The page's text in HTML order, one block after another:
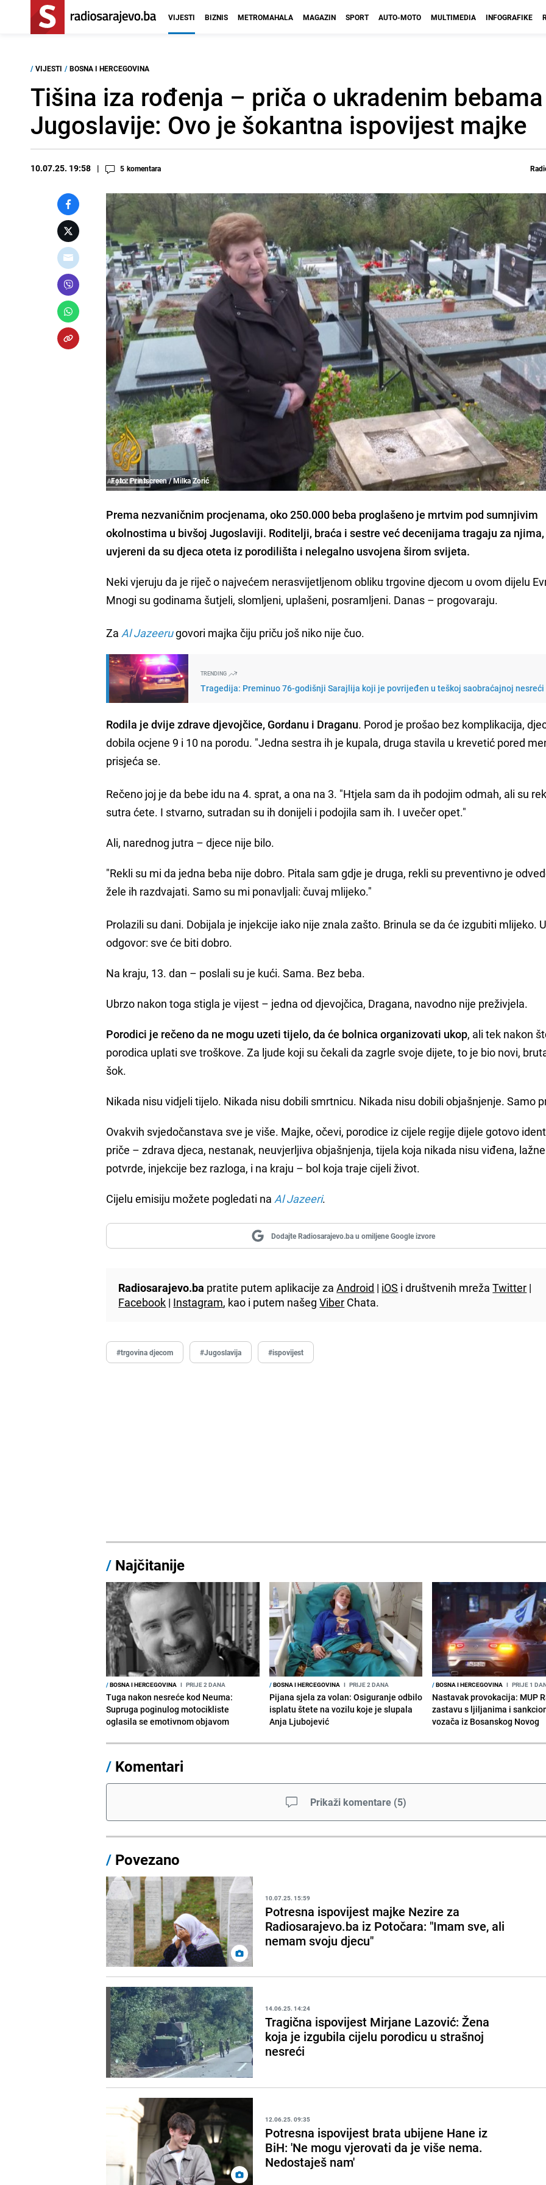
VIJESTI BIZNIS METROMAHALA MAGAZIN SPORT AUTO-MOTO MULTIMEDIA INFOGRAFIKE
/ VIJESTI / BOSNA I HERCEGOVINA
Tišina iza rođenja – priča o ukradenim bebama
Jugoslavije: Ovo je šokantna ispovijest majke
10.07.25. 19:58 5 komentara
Foto: Printscreen / Milka Zorić
Prema nezvaničnim procjenama, oko 250.000 beba proglašeno je mrtvim pod sumnjivim
okolnostima u bivšoj Jugoslaviji. Roditelji, braća i sestre već decenijama tragaju za njima,
uvjereni da su djeca oteta iz porodilišta i nelegalno usvojena širom svijeta.
Neki vjeruju da je riječ o najvećem nerasvijetljenom obliku trgovine djecom u ovom dijelu
Mnogi su godinama šutjeli, slomljeni, uplašeni, posramljeni. Danas – progovaraju.
Za Al Jazeerugovori majka čiju priču još niko nije čuo.
TRENDING
Tragedija: Preminuo 76-godišnji Sarajlija koji je povrijeđen u teškoj saobraćajnoj nesreći
Rodila je dvije zdrave djevojčice, Gordanu i Draganu. Porod je prošao bez komplikacija,
dobila ocjene 9 i 10 na porodu. "Jedna sestra ih je kupala, druga stavila u krevetić pored
prisjeća se.
Rečeno joj je da bebe idu na 4. sprat, a ona na 3. "Htjela sam da ih podojim odmah, ali su
sutra ćete. I stvarno, sutradan su ih donijeli i podojila sam ih. I uvečer opet."
Ali, narednog jutra – djece nije bilo.
"Rekli su mi da jedna beba nije dobro. Pitala sam gdje je druga, rekli su preventivno je
žele ih razdvajati. Samo su mi ponavljali: čuvaj mlijeko."
Prolazili su dani. Dobijala je injekcije iako nije znala zašto. Brinula se da će izgubiti mlijeko.
odgovor: sve će biti dobro.
Na kraju, 13. dan – poslali su je kući. Sama. Bez beba.
Ubrzo nakon toga stigla je vijest – jedna od djevojčica, Dragana, navodno nije preživjela.
Porodici je rečeno da ne mogu uzeti tijelo, da će bolnica organizovati ukop, ali tek nakon
porodica uplati sve troškove. Za ljude koji su čekali da zagrle svoje dijete, to je bio novi,
šok.
Nikada nisu vidjeli tijelo. Nikada nisu dobili smrtnicu. Nikada nisu dobili objašnjenje. Samo
Ovakvih svjedočanstava sve je više. Majke, očevi, porodice iz cijele regije dijele gotovo
priče – zdrava djeca, nestanak, neuvjerljiva objašnjenja, tijela koja nikada nisu viđena, lažne
potvrde, injekcije bez razloga, i na kraju – bol koja traje cijeli život.
Cijelu emisiju možete pogledati na Al Jazeeri.
Dodajte Radiosarajevo.ba u omiljene Google izvore
Radiosarajevo.ba pratite putem aplikacije zaAndroid | iOS i društvenih mrežaTwitter |
Facebook | Instagram, kao i putem našegViber Chata.
#trgovina djecom #Jugoslavija #ispovijest
/ Najčitanije
/BOSNA I HERCEGOVINA I PRIJE 2 DANA
Tuga nakon nesreće kod Neuma:
Supruga poginulog motocikliste
oglasila se emotivnom objavom
/BOSNA I HERCEGOVINA I PRIJE 2 DANA
Pijana sjela za volan: Osiguranje odbilo
isplatu štete na vozilu koje je slupala
Anja Ljubojević
/BOSNA I HERCEGOVINA I PRIJE 1
Nastavak provokacija: MUP
zastavu s ljiljanima i
vozača iz Bosanskog Novog
/ Komentari
Prikaži komentare (5)
/ Povezano
10.07.25. 15:59
Potresna ispovijest majke Nezire za
Radiosarajevo.ba iz Potočara: "Imam sve, ali
nemam svoju djecu"
14.06.25. 14:24
Tragična ispovijest Mirjane Lazović: Žena
koja je izgubila cijelu porodicu u strašnoj
nesreći
12.06.25. 09:35
Potresna ispovijest brata ubijene Hane iz
BiH: 'Ne mogu vjerovati da je više nema.
Nedostaješ nam'